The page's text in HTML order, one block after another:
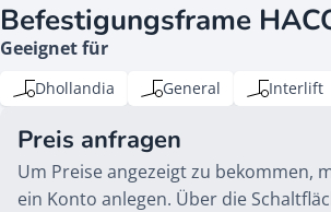
Befestigungsframe
Geeignet für
Dhollandia General Interlift
Preis anfragen
Um Preise angezeigt zu bekommen,
ein Konto anlegen. Über die